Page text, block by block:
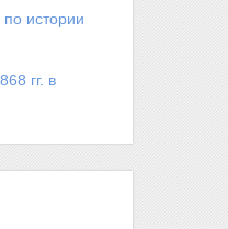
истории
гг. в